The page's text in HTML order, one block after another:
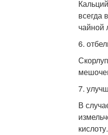
всегда
чайной
6.
7.
В